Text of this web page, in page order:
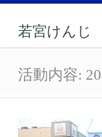
若宮けんじ
年: 2012年
活動内容: